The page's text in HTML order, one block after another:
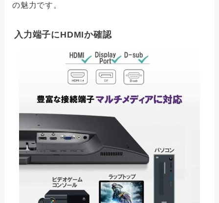
の魅力です。
入力端子にHDMIか確認